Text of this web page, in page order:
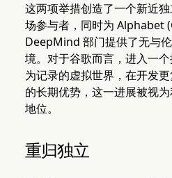
这两项举措创造了一个新近
场参与者，同时为 Alphabet
DeepMind 部门提供了无与
境。对于谷歌而言，进入一
为记录的虚拟世界，在开发
的长期优势，这一进展被视
地位。
重归独立